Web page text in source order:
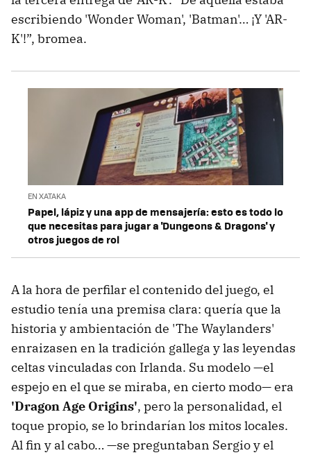
escribiendo 'Wonder Woman', 'Batman'… ¡Y 'AR-
K'!”, bromea.
EN XATAKA
Papel, lápiz y una app de mensajería: esto es todo lo
que necesitas para jugar a 'Dungeons & Dragons' y
otros juegos de rol
A la hora de perfilar el contenido del juego, el
estudio tenía una premisa clara: quería que la
historia y ambientación de 'The Waylanders'
enraizasen en la tradición gallega y las leyendas
celtas vinculadas con Irlanda. Su modelo —el
espejo en el que se miraba, en cierto modo— era
'Dragon Age Origins', pero la personalidad, el
toque propio, se lo brindarían los mitos locales.
Al fin y al cabo… —se preguntaban Sergio y el